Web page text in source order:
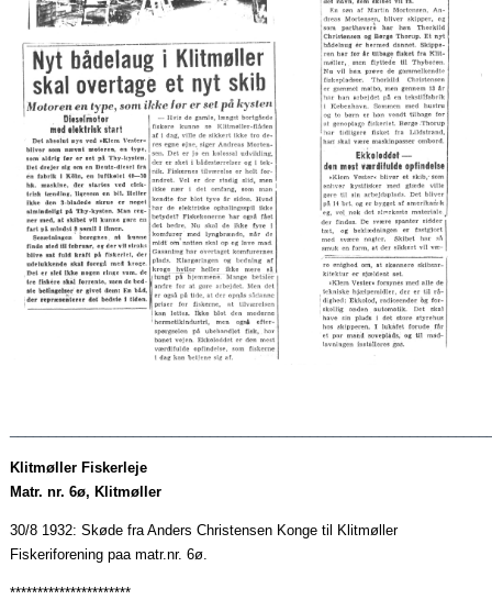
Klitmøller Fiskerleje
Matr. nr. 6ø, Klitmøller
30/8 1932: Skøde fra Anders Christensen Konge til Klitmøller
Fiskeriforeningpaa matr.nr. 6ø.
**********************